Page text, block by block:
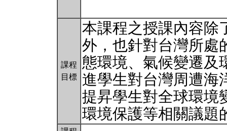
課程
目標
本課程之授課內容除
外，也針對台灣所處
態環境、氣候變遷及
進學生對台灣周遭海
提昇學生對全球環境
環境保護等相關議